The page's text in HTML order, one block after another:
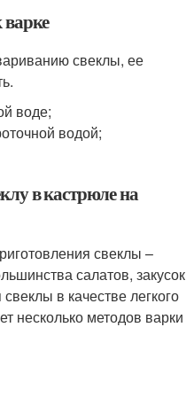
свеклы, ее
воде;
водой;
в кастрюле на
свеклы –
салатов, закусок
в качестве легкого
несколько методов варки